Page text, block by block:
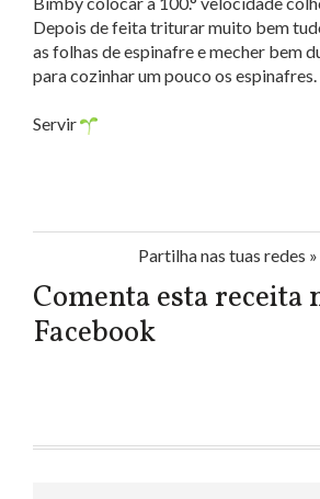
Depois de feita triturar muito bem
as folhas de espinafre e mecher bem
para cozinhar um pouco os espinafres.
Servir
Partilha nas tuas redes »
Comenta esta receita
Facebook